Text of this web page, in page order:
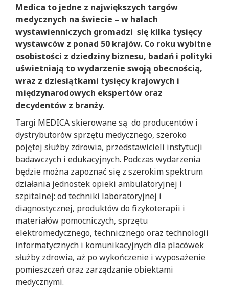
Medica to jedne z największych targów
medycznych na świecie – w halach
wystawienniczych gromadzi się kilka tysięcy
wystawców z ponad 50 krajów. Co roku wybitne
osobistości z dziedziny biznesu, badań i polityki
uświetniają to wydarzenie swoją obecnością,
wraz z dziesiątkami tysięcy krajowych i
międzynarodowych ekspertów oraz
decydentów z branży.
Targi MEDICA skierowane są do producentów i
dystrybutorów sprzętu medycznego, szeroko
pojętej służby zdrowia, przedstawicieli instytucji
badawczych i edukacyjnych. Podczas wydarzenia
będzie można zapoznać się z szerokim spektrum
działania jednostek opieki ambulatoryjnej i
szpitalnej: od techniki laboratoryjnej i
diagnostycznej, produktów do fizykoterapii i
materiałów pomocniczych, sprzętu
elektromedycznego, technicznego oraz technologii
informatycznych i komunikacyjnych dla placówek
służby zdrowia, aż po wykończenie i wyposażenie
pomieszczeń oraz zarządzanie obiektami
medycznymi.